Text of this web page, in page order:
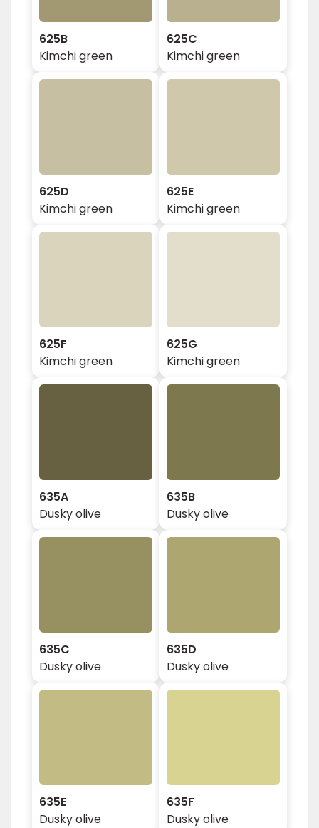
625B
Kimchi green
625C
Kimchi green
625D
Kimchi green
625E
Kimchi green
625F
Kimchi green
625G
Kimchi green
635A
Dusky olive
635B
Dusky olive
635C
Dusky olive
635D
Dusky olive
635E
Dusky olive
635F
Dusky olive